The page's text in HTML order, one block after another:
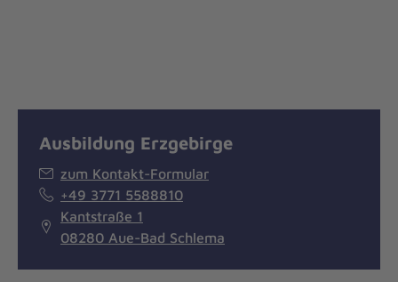
Ausbildung Erzgebirge
zum Kontakt-Formular
+49 3771 5588810
Kantstraße 1
08280 Aue-Bad Schlema